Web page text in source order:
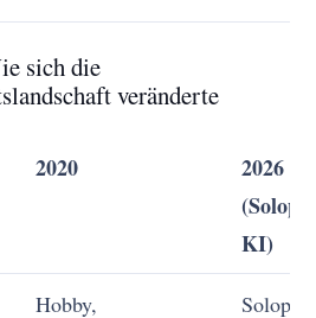
sich die
veränderte
2020
2026
KI)
Hobby,